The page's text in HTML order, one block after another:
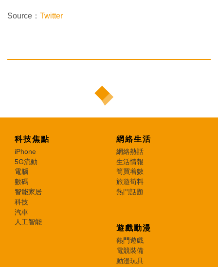
Source： Twitter
科技焦點
iPhone
5G流動
電腦
數碼
智能家居
科技
汽車
人工智能
網絡生活
網絡熱話
生活情報
筍買着數
旅遊筍料
熱門話題
遊戲動漫
熱門遊戲
電競裝備
動漫玩具